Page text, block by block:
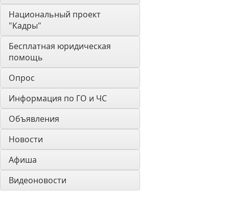
Национальный проект
"Кадры"
Бесплатная юридическая
помощь
Опрос
Информация по ГО и ЧС
Объявления
Новости
Афиша
Видеоновости